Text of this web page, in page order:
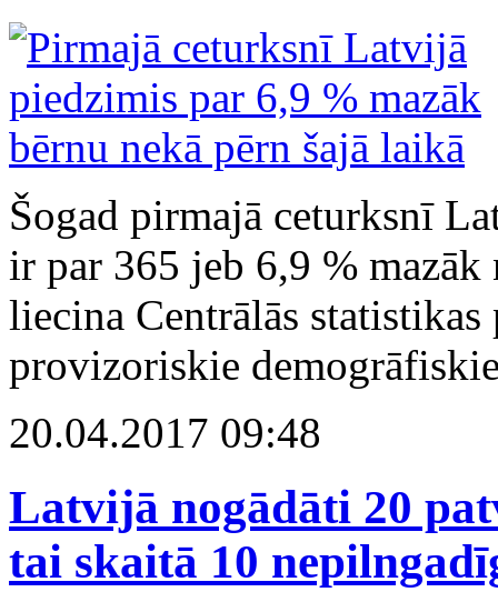
Šogad pirmajā ceturksnī
ir par 365 jeb 6,9 %
liecina Centrālās
provizoriskie
20.04.2017 09:48
Latvijā nogādāti 20
tai skaitā 10